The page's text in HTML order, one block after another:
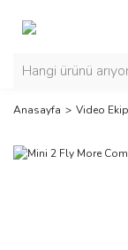
Anasayfa Video